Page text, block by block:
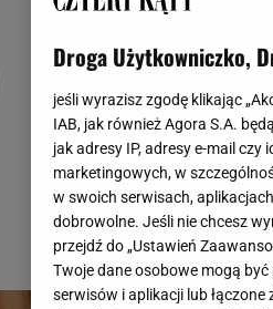
Jedno
smaży i
Opracowała Anna Chlebus
4 października 2025, 16:06
Zdrowo, szybko i bez
Droga Użytkowniczko,
jeśli wyrazisz zgodę klikając
IAB, jak również Agora S.A.
jak adresy IP, adresy e-mail
marketingowych, w
w swoich serwisach,
dobrowolne. Jeśli nie chcesz
przejdź do „Ustawień
Twoje dane osobowe mogą
serwisów i aplikacji lub